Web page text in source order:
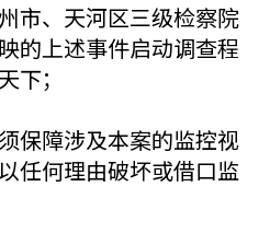
市、天河区三级检察院
的上述事件启动调查程
下；
保障涉及本案的监控视
任何理由破坏或借口监